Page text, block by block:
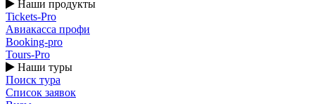
Наши продукты
Tickets-Pro
Авиакасса профи
Booking-pro
Tours-Pro
Наши туры
Поиск тура
Список заявок